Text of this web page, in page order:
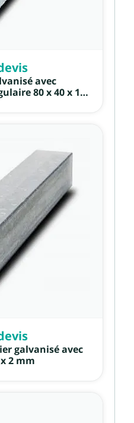
avec
80 x 40 x 1,5
galvanisé avec
2 mm